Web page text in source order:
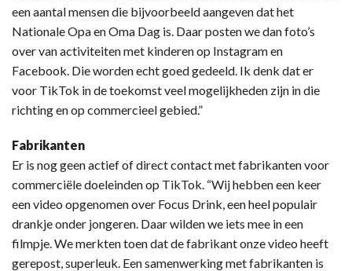
een aantal mensen die bijvoorbeeld aangeven dat het
Nationale Opa en Oma Dag is. Daar posten we dan foto’s
over van activiteiten met kinderen op Instagram en
Facebook. Die worden echt goed gedeeld. Ik denk dat er
voor TikTok in de toekomst veel mogelijkheden zijn in die
richting en op commercieel gebied.”
Fabrikanten
Er is nog geen actief of direct contact met fabrikanten voor
commerciële doeleinden op TikTok. “Wij hebben een keer
een video opgenomen over Focus Drink, een heel populair
drankje onder jongeren. Daar wilden we iets mee in een
filmpje. We merkten toen dat de fabrikant onze video heeft
gerepost, superleuk. Een samenwerking met fabrikanten is